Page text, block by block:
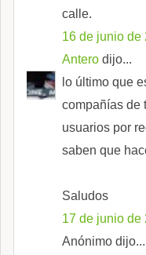
calle.
16 de junio de
Antero dijo...
lo último que
compañías de
usuarios por
saben que
Saludos
17 de junio de
Anónimo dijo...